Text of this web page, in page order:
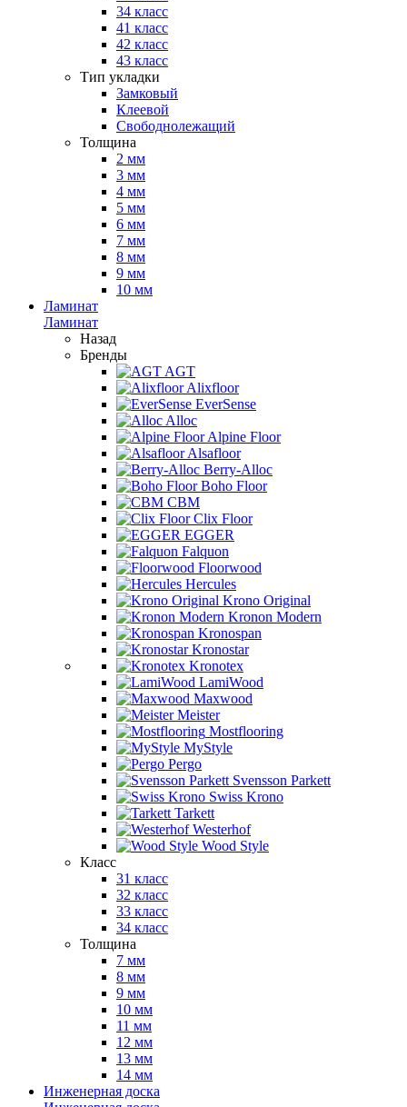
34 класс
41 класс
42 класс
43 класс
Тип укладки
Замковый
Клеевой
Свободнолежащий
Толщина
2 мм
3 мм
4 мм
5 мм
6 мм
7 мм
8 мм
9 мм
10 мм
Ламинат
Ламинат
Назад
Бренды
AGT
Alixfloor
EverSense
Alloc
Alpine Floor
Alsafloor
Berry-Alloc
Boho Floor
CBM
Clix Floor
EGGER
Falquon
Floorwood
Hercules
Krono Original
Kronon Modern
Kronospan
Kronostar
Kronotex
LamiWood
Maxwood
Meister
Mostflooring
MyStyle
Pergo
Svensson Parkett
Swiss Krono
Tarkett
Westerhof
Wood Style
Класс
31 класс
32 класс
33 класс
34 класс
Толщина
7 мм
8 мм
9 мм
10 мм
11 мм
12 мм
13 мм
14 мм
Инженерная доска